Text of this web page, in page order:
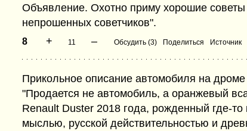
Объявление. Охотно приму хорошие советы
непрошенных советчиков".
8 + 11 – Обсудить (3) Поделиться Источник
Прикольное описание автомобиля на дроме
"Продается не автомобиль, а оранжевый
Renault Duster 2018 года, рожденный где-
мыслью, русской действительностью и